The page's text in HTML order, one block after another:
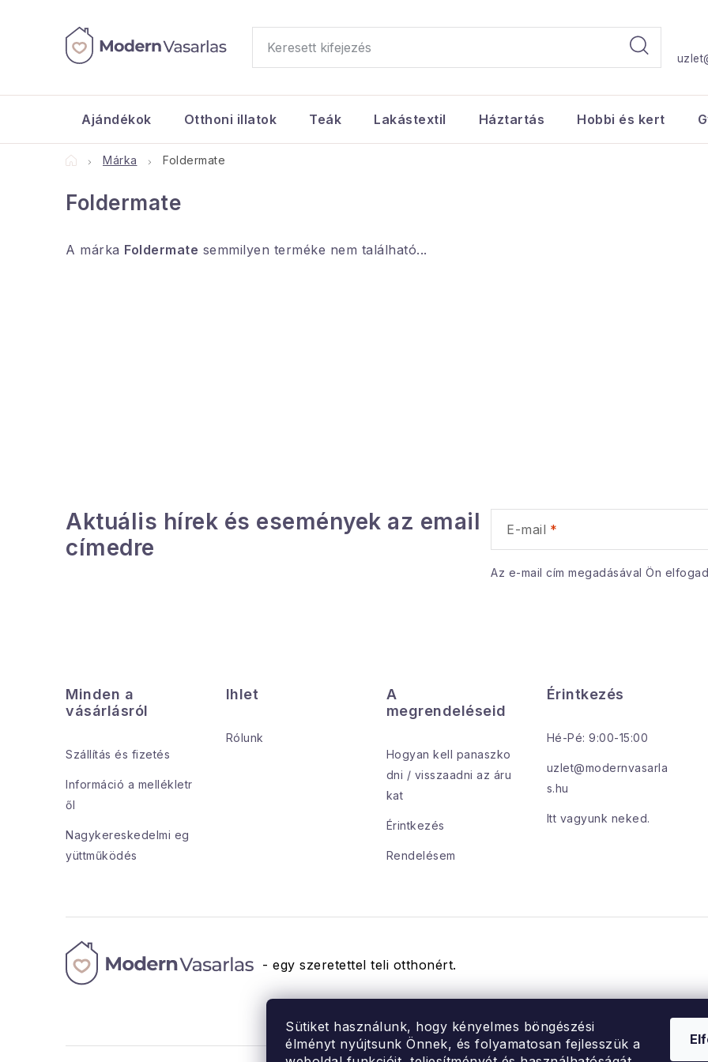
Sütiket használunk, hogy kényelmes böngészési
élményt nyújtsunk Önnek, és folyamatosan fejlesszük a
tartalomhoz
Ajándékok Otthoni illatok Teák Lakástextil Háztartás Hobbi és kert
Kezdőlap
Márka Foldermate
Foldermate
A márka Foldermate semmilyen terméke nem található...
s
ó
l
Aktuális hírek és események az email
címedre
E-mail
Az e-mail cím megadásával Ön
Minden a
vásárlásról
Szállítás és fizetés
Információ a mellékletr
ől
Nagykereskedelmi eg
yüttműködés
Ihlet
Rólunk
A
megrendeléseid
Hogyan kell panaszko
dni / visszaadni az áru
kat
Érintkezés
Rendelésem
Érintkezés
Hé-Pé: 9:00-15:00
uzlet@modernvasarla
s.hu
Itt vagyunk neked.
- egy szeretettel teli otthonért.